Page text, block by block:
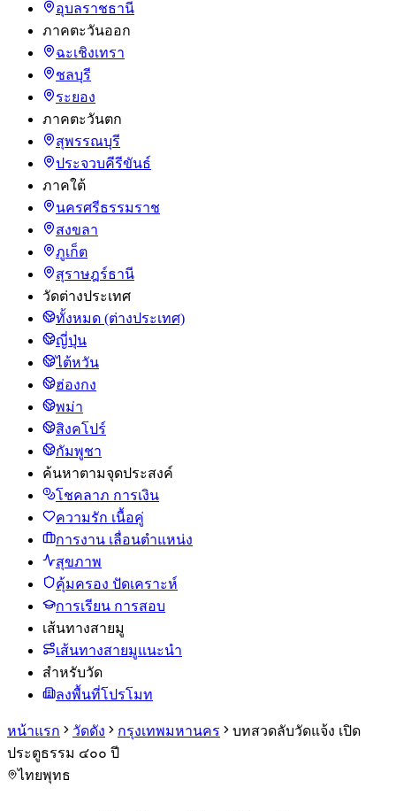
อุบลราชธานี
ภาคตะวันออก
ฉะเชิงเทรา
ชลบุรี
ระยอง
ภาคตะวันตก
สุพรรณบุรี
ประจวบคีรีขันธ์
ภาคใต้
นครศรีธรรมราช
สงขลา
ภูเก็ต
สุราษฎร์ธานี
วัดต่างประเทศ
ทั้งหมด (ต่างประเทศ)
ญี่ปุ่น
ไต้หวัน
ฮ่องกง
พม่า
สิงคโปร์
กัมพูชา
ค้นหาตามจุดประสงค์
โชคลาภ การเงิน
ความรัก เนื้อคู่
การงาน เลื่อนตำแหน่ง
สุขภาพ
คุ้มครอง ปัดเคราะห์
การเรียน การสอบ
เส้นทางสายมู
เส้นทางสายมูแนะนำ
สำหรับวัด
ลงพื้นที่โปรโมท
หน้าแรก วัดดัง กรุงเทพมหานคร
บทสวดลับวัดแจ้ง เปิด
ประตูธรรม ๔๐๐ ปี
ไทยพุทธ